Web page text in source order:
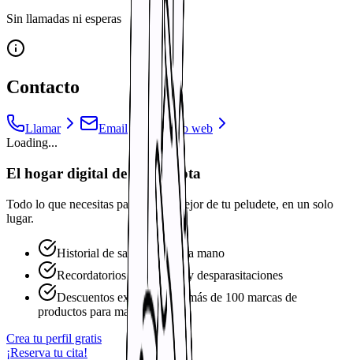
Sin llamadas ni esperas
Contacto
Llamar Email
Sitio web
Loading...
El hogar digital de tu mascota
Todo lo que necesitas para cuidar mejor de tu peludete, en un solo
lugar.
Historial de salud siempre a mano
Recordatorios de vacunas y desparasitaciones
Descuentos exclusivos en más de 100 marcas de
productos para mascotas
Crea tu perfil gratis
¡Reserva tu cita!